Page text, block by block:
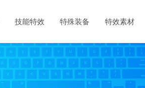
技能特效 特殊装备 特效素材